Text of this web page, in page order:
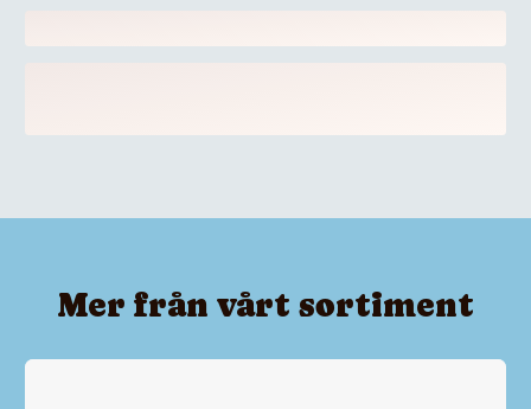
Mer från vårt sortiment